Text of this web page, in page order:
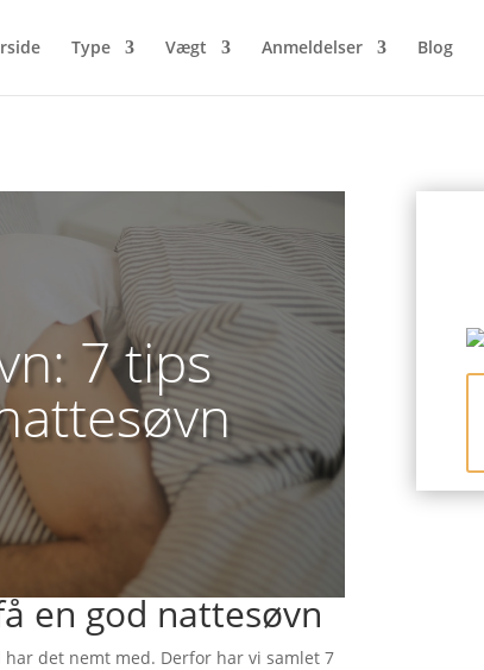
Type Vægt Anmeldelser Blog
7 tips
en god nattesøvn
har det nemt med. Derfor har vi samlet 7